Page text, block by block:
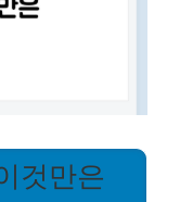
것만은